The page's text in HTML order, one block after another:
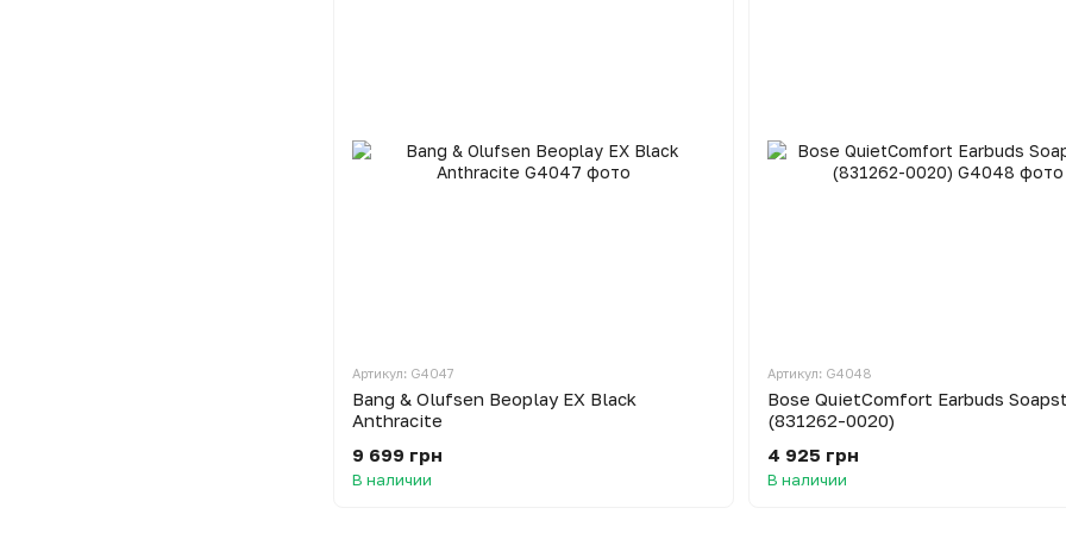
Артикул: G4047
Bang & Olufsen Beoplay EX Black
Anthracite
9 699 грн
В наличии
Артикул: G4048
Bose QuietComfort Earbuds
(831262-0020)
4 925 грн
В наличии